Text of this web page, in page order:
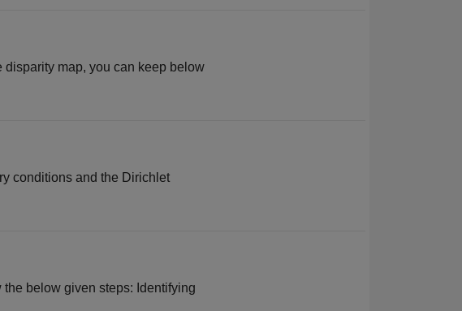
disparity map, you can keep below
conditions and the Dirichlet
below given steps: Identifying